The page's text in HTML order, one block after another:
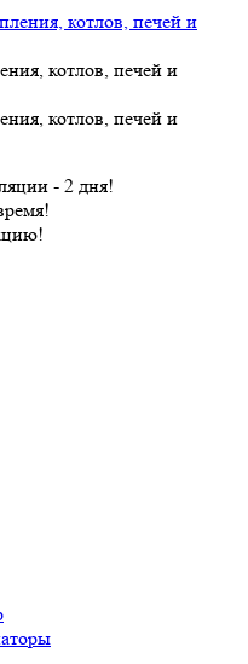
котлов, печей и
котлов, печей и
- 2 дня!